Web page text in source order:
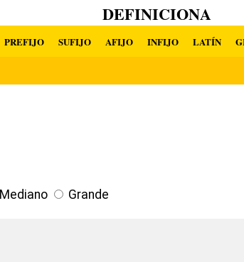
DEFINICIONA
PREFIJO SUFIJO AFIJO INFIJO LATÍN
Mediano Grande